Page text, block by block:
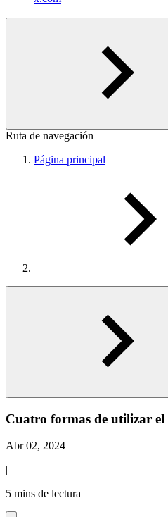
Ruta de navegación
Página principal
Cuatro formas de utilizar el
Abr 02, 2024
|
5 mins de lectura